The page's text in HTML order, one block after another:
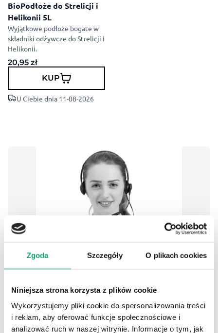
Zgoda Szczegóły O plikach cookies
Niniejsza strona korzysta z plików cookie
Wykorzystujemy pliki cookie do spersonalizowania treści
i reklam, aby oferować funkcje społecznościowe i
analizować ruch w naszej witrynie. Informacje o tym, jak
BioPodłoże do Strelicji i
Helikonii 5L
Wyjątkowe podłoże bogate w
składniki odżywcze do Strelicji i
Helikonii.
20,95 zł
KUP
U Ciebie dnia 11-08-2026
+48 664 666 626
Numer infolinii Ekagro